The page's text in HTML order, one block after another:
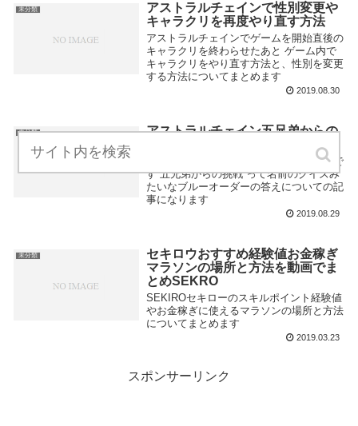
未分類
アストラルチェインで性別変更や
キャラクリを再度やり直す方法
アストラルチェインでゲームを開始直後の
キャラクリを終わらせたあと ゲーム内で
キャラクリをやり直す方法と、性別を変更
する方法についてまとめます
2019.08.30
未分類
アストラルチェイン五兄弟からの
アストラルチェインのサブクエ攻略記事で
す 五兄弟からの挑戦 って名前のクイズみ
たいなブルーオーダーの答えについての記
事になります
2019.08.29
未分類
セキロウおすすめ経験値お金稼ぎ
マラソンの場所と方法を動画でま
とめSEKRO
SEKIROセキローのスキルポイント経験値
やお金稼ぎに使えるマラソンの場所と方法
についてまとめます
2019.03.23
スポンサーリンク